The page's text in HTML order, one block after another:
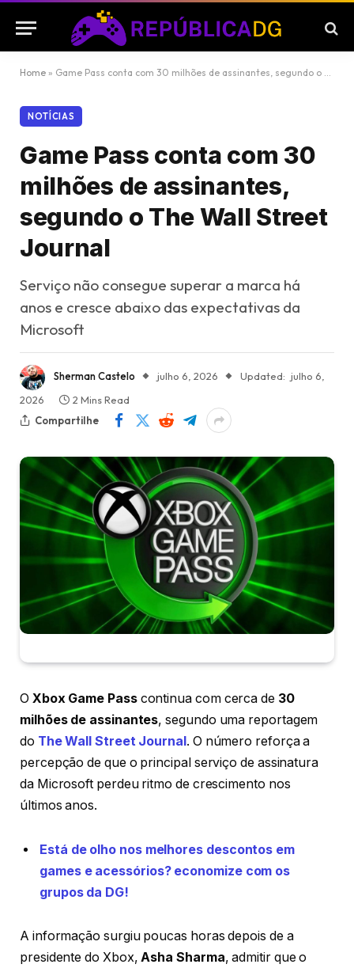
Home » Game Pass conta com 30 milhões de assinantes, segundo o The Wall Street Journal
NOTÍCIAS
Game Pass conta com 30
milhões de assinantes,
segundo o The Wall Street
Journal
Serviço não consegue superar a marca há
anos e cresce abaixo das expectativas da
Microsoft
Sherman Castelo julho 6, 2026 Updated: julho 6,
2026
2 Mins Read
Compartilhe
O Xbox Game Passcontinua com cerca de 30
milhões de assinantes, segundo uma reportagem
do The Wall Street Journal. O número reforça a
percepção de que o principal serviço de assinatura
da Microsoft perdeu ritmo de crescimento nos
últimos anos.
Está de olho nos melhores descontos em
games e acessórios? economize com os
grupos da DG!
A informação surgiu poucas horas depois de a
presidente do Xbox,Asha Sharma, admitir que o